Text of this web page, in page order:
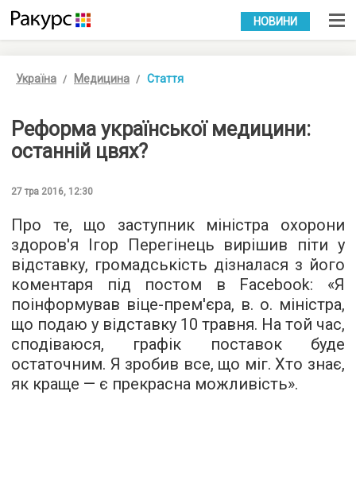
УКР РУС
НОВИНИ
Україна Медицина Стаття
Реформа української медицини:
останній цвях?
27 тра 2016, 12:30
Про те, що заступник міністра охорони
здоров'я Ігор Перегінець вирішив піти у
відставку, громадськість дізналася з його
коментаря під постом в Facebook: «Я
поінформував віце-прем'єра, в. о. міністра,
що подаю у відставку 10 травня. На той час,
сподіваюся, графік поставок буде
остаточним. Я зробив все, що міг. Хто знає,
як краще — є прекрасна можливість».